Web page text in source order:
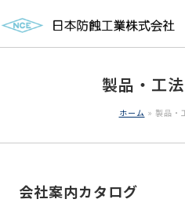
製品・工
ホーム » 製品・
会社案内カタログ